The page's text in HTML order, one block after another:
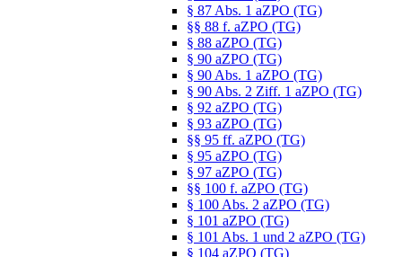
§ 87 Abs. 1 aZPO (TG)
§§ 88 f. aZPO (TG)
§ 88 aZPO (TG)
§ 90 aZPO (TG)
§ 90 Abs. 1 aZPO (TG)
§ 90 Abs. 2 Ziff. 1 aZPO (TG)
§ 92 aZPO (TG)
§ 93 aZPO (TG)
§§ 95 ff. aZPO (TG)
§ 95 aZPO (TG)
§ 97 aZPO (TG)
§§ 100 f. aZPO (TG)
§ 100 Abs. 2 aZPO (TG)
§ 101 aZPO (TG)
§ 101 Abs. 1 und 2 aZPO (TG)
§ 104 aZPO (TG)